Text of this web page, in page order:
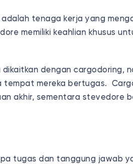
tenaga kerja yang
memiliki keahlian khusus
dengan cargodoring,
mereka bertugas.
akhir, sementara stevedore
tugas dan tanggung jawab